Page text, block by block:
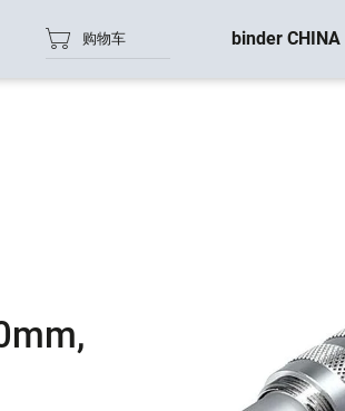
购物车 binder CHINA